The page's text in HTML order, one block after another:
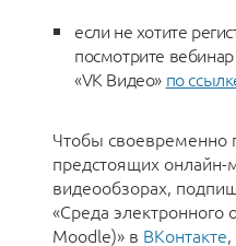
если не хотите
посмотрите
«VK Видео» по
Чтобы своевременно
предстоящих
видеообзорах,
«Среда электронного
Moodle)» в ВКонтакте,